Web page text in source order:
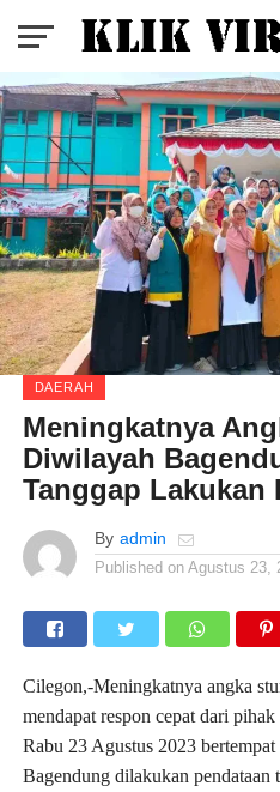
DAERAH
Meningkatnya
Diwilayah
Tanggap Lakukan
By admin
Published on Agustus 23,
Cilegon,-Meningkatnya angka
mendapat respon cepat dari
Rabu 23 Agustus 2023
Bagendung dilakukan pendataan